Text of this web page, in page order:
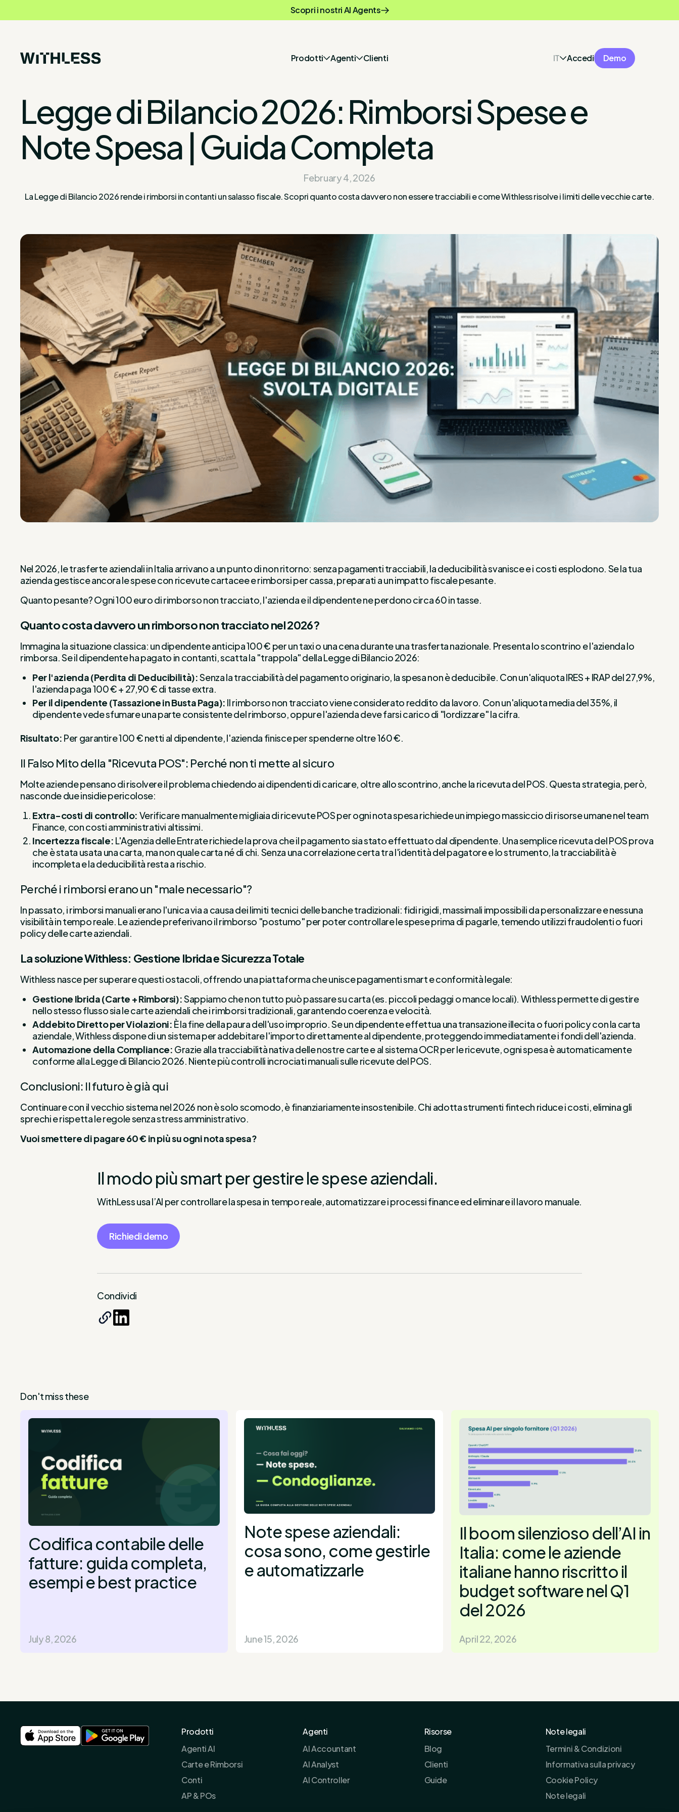
Scopri i nostri AI Agents
Prodotti Agenti Clienti IT Accedi Demo
Legge di Bilancio 2026: Rimborsi Spese e
Note Spesa | Guida Completa
February 4, 2026
La Legge di Bilancio 2026 rende i rimborsi in contanti un salasso fiscale. Scopri quanto costa davvero non essere tracciabili e come Withless risolve i limiti delle vecchie carte.
Nel 2026, le trasferte aziendali in Italia arrivano a un punto di non ritorno: senza pagamenti tracciabili, la deducibilità svanisce e i costi esplodono. Se la tua
azienda gestisce ancora le spese con ricevute cartacee e rimborsi per cassa, preparati a un impatto fiscale pesante.
Quanto pesante? Ogni 100 euro di rimborso non tracciato, l'azienda e il dipendente ne perdono circa 60 in tasse.
Quanto costa davvero un rimborso non tracciato nel 2026?
Immagina la situazione classica: un dipendente anticipa 100 € per un taxi o una cena durante una trasferta nazionale. Presenta lo scontrino e l'azienda lo
rimborsa. Se il dipendente ha pagato in contanti, scatta la "trappola" della Legge di Bilancio 2026:
Per l'azienda (Perdita di Deducibilità):Senza la tracciabilità del pagamento originario, la spesa non è deducibile. Con un'aliquota IRES + IRAP del 27,9%,
l'azienda paga 100 € + 27,90 € di tasse extra.
Per il dipendente (Tassazione in Busta Paga): Il rimborso non tracciato viene considerato reddito da lavoro. Con un'aliquota media del 35%, il
dipendente vede sfumare una parte consistente del rimborso, oppure l'azienda deve farsi carico di "lordizzare" la cifra.
Risultato: Per garantire 100 € netti al dipendente, l'azienda finisce per spenderne oltre 160 €.
Il Falso Mito della "Ricevuta POS": Perché non ti mette al sicuro
Molte aziende pensano di risolvere il problema chiedendo ai dipendenti di caricare, oltre allo scontrino, anche la ricevuta del POS. Questa strategia, però,
nasconde due insidie pericolose:
Extra-costi di controllo: Verificare manualmente migliaia di ricevute POS per ogni nota spesa richiede un impiego massiccio di risorse umane nel team
Finance, con costi amministrativi altissimi.
Incertezza fiscale: L'Agenzia delle Entrate richiede la prova che il pagamento sia stato effettuato dal dipendente. Una semplice ricevuta del POS prova
che è stata usata una carta, ma non quale carta né di chi. Senza una correlazione certa tra l'identità del pagatore e lo strumento, la tracciabilità è
incompleta e la deducibilità resta a rischio.
Perché i rimborsi erano un "male necessario"?
In passato, i rimborsi manuali erano l'unica via a causa dei limiti tecnici delle banche tradizionali: fidi rigidi, massimali impossibili da personalizzare e nessuna
visibilità in tempo reale. Le aziende preferivano il rimborso "postumo" per poter controllare le spese prima di pagarle, temendo utilizzi fraudolenti o fuori
policy delle carte aziendali.
La soluzione Withless: Gestione Ibrida e Sicurezza Totale
Withless nasce per superare questi ostacoli, offrendo una piattaforma che unisce pagamenti smart e conformità legale:
Gestione Ibrida (Carte + Rimborsi):Sappiamo che non tutto può passare su carta (es. piccoli pedaggi o mance locali). Withless permette di gestire
nello stesso flusso sia le carte aziendali che i rimborsi tradizionali, garantendo coerenza e velocità.
Addebito Diretto per Violazioni: È la fine della paura dell'uso improprio. Se un dipendente effettua una transazione illecita o fuori policy con la carta
aziendale, Withless dispone di un sistema per addebitare l'importo direttamente al dipendente, proteggendo immediatamente i fondi dell'azienda.
Automazione della Compliance: Grazie alla tracciabilità nativa delle nostre carte e al sistema OCR per le ricevute, ogni spesa è automaticamente
conforme alla Legge di Bilancio 2026. Niente più controlli incrociati manuali sulle ricevute del POS.
Conclusioni: Il futuro è già qui
Continuare con il vecchio sistema nel 2026 non è solo scomodo, è finanziariamente insostenibile. Chi adotta strumenti fintech riduce i costi, elimina gli
sprechi e rispetta le regole senza stress amministrativo.
Vuoi smettere di pagare 60 € in più su ogni nota spesa?
Il modo più smart per gestire le spese aziendali.
WithLess usa l’AI per controllare la spesa in tempo reale, automatizzare i processi finance ed eliminare il lavoro manuale.
Richiedi demo
Condividi
Don't miss these
Codifica contabile delle
fatture: guida completa,
esempi e best practice
July 8, 2026
Note spese aziendali:
cosa sono, come gestirle
e automatizzarle
June 15, 2026
Il boom silenzioso dell’AI in
Italia: come le aziende
italiane hanno riscritto il
budget software nel Q1
del 2026
April 22, 2026
Prodotti
Agenti AI
Carte e Rimborsi
Conti
AP & POs
Agenti
AI Accountant
AI Analyst
AI Controller
Risorse
Blog
Clienti
Guide
Note legali
Termini & Condizioni
Informativa sulla privacy
Cookie Policy
Note legali